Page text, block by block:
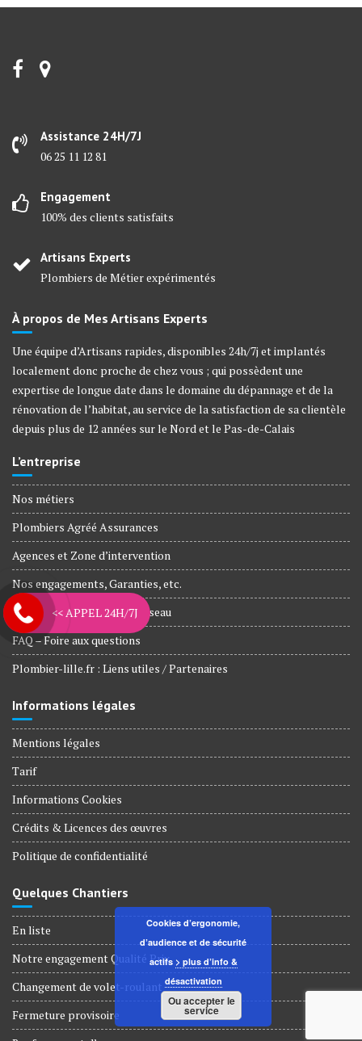
Assistance 24H/7J
06 25 11 12 81
Engagement
100% des clients satisfaits
Artisans Experts
Plombiers de Métier expérimentés
À propos de Mes Artisans Experts
Une équipe d’Artisans rapides, disponibles 24h/7j et implantés
localement donc proche de chez vous ; qui possèdent une
expertise de longue date dans le domaine du dépannage et de la
rénovation de l’habitat, au service de la satisfaction de sa clientèle
depuis plus de 12 années sur le Nord et le Pas-de-Calais
L’entreprise
Nos métiers
Plombiers Agréé Assurances
Agences et Zone d’intervention
Nos engagements, Garanties, etc.
Artisans rejoignez notre réseau
FAQ – Foire aux questions
Plombier-lille.fr : Liens utiles / Partenaires
Informations légales
Mentions légales
Tarif
Informations Cookies
Crédits & Licences des œuvres
Politique de confidentialité
Quelques Chantiers
En liste
Notre engagement Qualité Prix
Changement de volet-roulant
Fermeture provisoire
<< APPEL 24H/7J
Cookies d’ergonomie,
d’audience et de sécurité
actifs > plus d’info &
désactivation
Ou accepter le
service